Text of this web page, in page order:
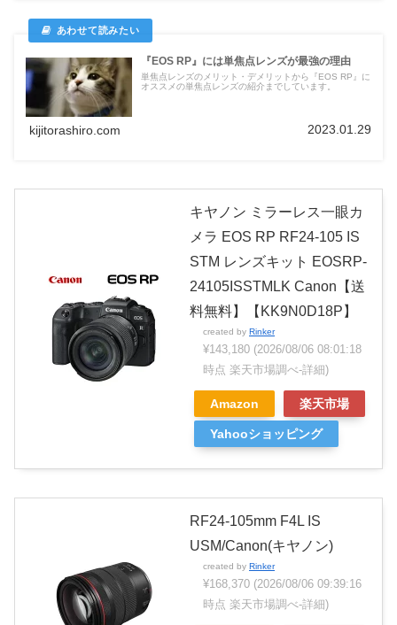
『EOS RP』には単焦点レンズが最強の理由
単焦点レンズのメリット・デメリットから『EOS RP』に
オススメの単焦点レンズの紹介までしています。
kijitorashiro.com 2023.01.29
キヤノン ミラーレス一眼カ
メラ EOS RP RF24-105 IS
STM レンズキット EOSRP-
24105ISSTMLK Canon【送
料無料】【KK9N0D18P】
created by Rinker
¥143,180 (2026/08/06 08:01:18
時点 楽天市場調べ-詳細)
Amazon 楽天市場
Yahooショッピング
RF24-105mm F4L IS
USM/Canon(キヤノン)
created by Rinker
¥168,370 (2026/08/06 09:39:16
時点 楽天市場調べ-詳細)